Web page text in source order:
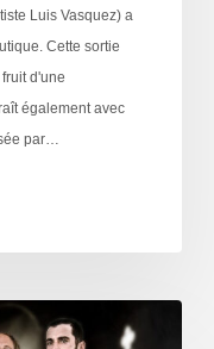
Luis Vasquez) a
Cette sortie
d'une
également avec
par…